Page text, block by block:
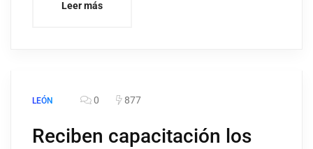
Leer más
LEÓN 0 877
Reciben capacitación los